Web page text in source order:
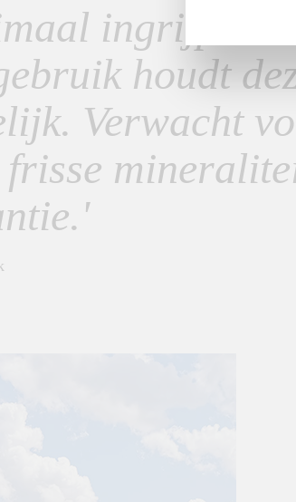
ingrijpen
houdt
Verwacht